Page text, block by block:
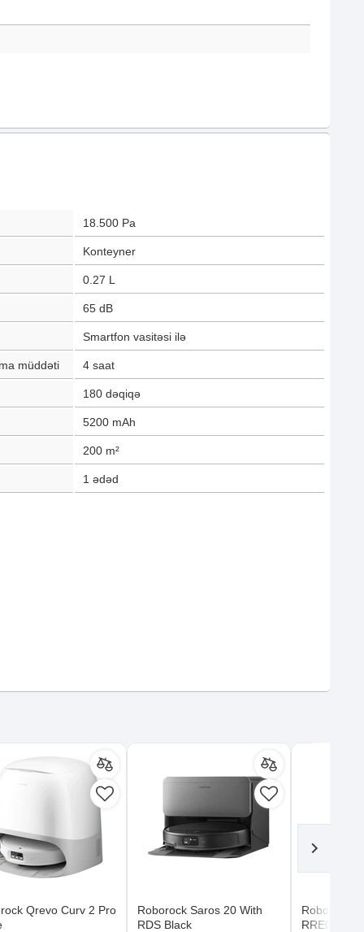
18.500 Pa
Konteyner
0.27 L
65 dB
Smartfon vasitəsi ilə
müddəti 4 saat
180 dəqiqə
5200 mAh
200 m²
1 ədəd
Qrevo Curv 2 Pro
Roborock Saros 20 With
RDS Black
Roborock
RRE0R50